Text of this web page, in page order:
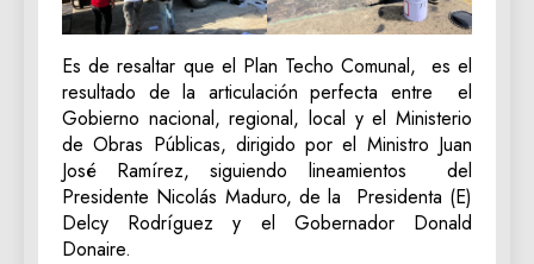
Es de resaltar que el Plan Techo Comunal, es el
resultado de la articulación perfecta entre el
Gobierno nacional, regional, local y el Ministerio
de Obras Públicas, dirigido por el Ministro Juan
José Ramírez, siguiendo lineamientos del
Presidente Nicolás Maduro, de la Presidenta (E)
Delcy Rodríguez y el Gobernador Donald
Donaire.